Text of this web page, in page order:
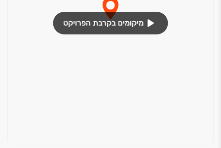
מיקומים בקרבת הפרויקט